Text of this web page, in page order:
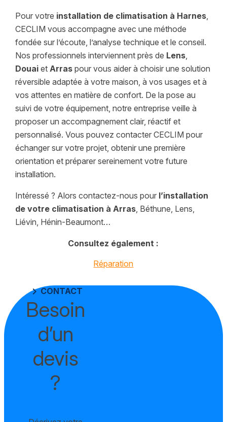
Pour votre installation de climatisation à Harnes,
CECLIM vous accompagne avec une méthode
fondée sur l’écoute, l’analyse technique et le conseil.
Nos professionnels interviennent près de Lens,
Douaiet Arraspour vous aider à choisir une solution
réversible adaptée à votre maison, à vos usages et à
vos attentes en matière de confort. De la pose au
suivi de votre équipement, notre entreprise veille à
proposer un accompagnement clair, réactif et
personnalisé. Vous pouvez contacter CECLIM pour
échanger sur votre projet, obtenir une première
orientation et préparer sereinement votre future
installation.
Intéressé ? Alors contactez-nous pour l’installation
de votre climatisation à Arras, Béthune, Lens,
Liévin, Hénin-Beaumont…
Consultez également :
Réparation
chevron_rightCONTACT
Besoin
d’un
devis
?